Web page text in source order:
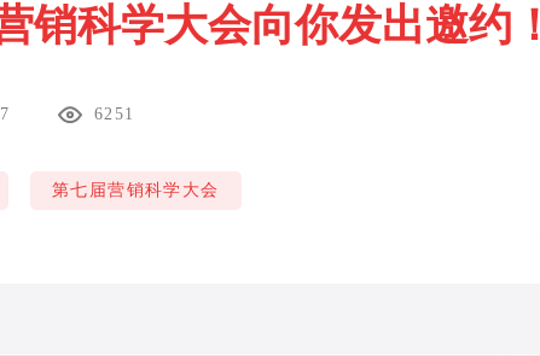
销科学大会向你发出邀约！
6251
第七届营销科学大会